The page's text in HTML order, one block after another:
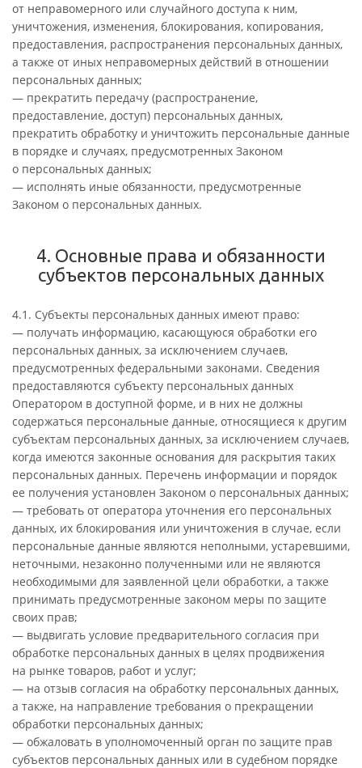
от неправомерного или случайного доступа к ним,
уничтожения, изменения, блокирования, копирования,
предоставления, распространения персональных данных,
а также от иных неправомерных действий в отношении
персональных данных;
— прекратить передачу (распространение,
предоставление, доступ) персональных данных,
прекратить обработку и уничтожить персональные данные
в порядке и случаях, предусмотренных Законом
о персональных данных;
— исполнять иные обязанности, предусмотренные
Законом о персональных данных.
4. Основные права и обязанности
субъектов персональных данных
4.1. Субъекты персональных данных имеют право:
— получать информацию, касающуюся обработки его
персональных данных, за исключением случаев,
предусмотренных федеральными законами. Сведения
предоставляются субъекту персональных данных
Оператором в доступной форме, и в них не должны
содержаться персональные данные, относящиеся к другим
субъектам персональных данных, за исключением случаев,
когда имеются законные основания для раскрытия таких
персональных данных. Перечень информации и порядок
ее получения установлен Законом о персональных данных;
— требовать от оператора уточнения его персональных
данных, их блокирования или уничтожения в случае, если
персональные данные являются неполными, устаревшими,
неточными, незаконно полученными или не являются
необходимыми для заявленной цели обработки, а также
принимать предусмотренные законом меры по защите
своих прав;
— выдвигать условие предварительного согласия при
обработке персональных данных в целях продвижения
на рынке товаров, работ и услуг;
— на отзыв согласия на обработку персональных данных,
а также, на направление требования о прекращении
обработки персональных данных;
— обжаловать в уполномоченный орган по защите прав
субъектов персональных данных или в судебном порядке